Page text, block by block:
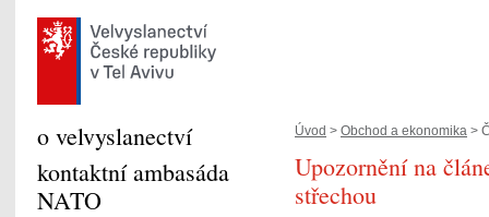
Úvod > Obchod a ekonomika >
Upozornění na
střechou
o velvyslanectví
kontaktní ambasáda
NATO